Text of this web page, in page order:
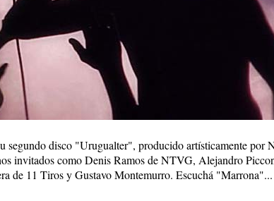
segundo disco "Urugualter", producido artísticamente por
invitados como Denis Ramos de NTVG, Alejandro
de 11 Tiros y Gustavo Montemurro. Escuchá "Marrona"...